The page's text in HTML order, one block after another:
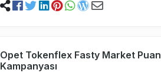
Opet Tokenflex Fasty Market Puan
Kampanyası